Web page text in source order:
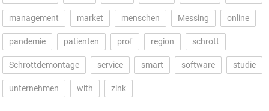
management market menschen Messing online
pandemie patienten prof region schrott
Schrottdemontage service smart software studie
unternehmen with zink